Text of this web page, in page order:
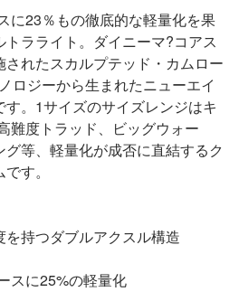
に23％もの徹底的な軽量化を果
ラライト。ダイニーマ?コアス
れたスカルプテッド・カムロー
ロジーから生まれたニューエイ
。1サイズのサイズレンジはキ
難度トラッド、ビッグウォー
等、軽量化が成否に直結するク
す。
を持つダブルアクスル構造
スに25%の軽量化